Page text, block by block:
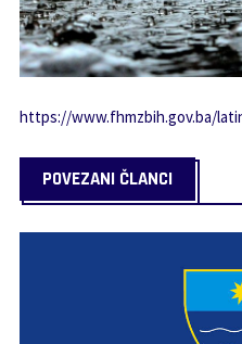
https://www.fhmzbih.gov.ba/
POVEZANI ČLANCI